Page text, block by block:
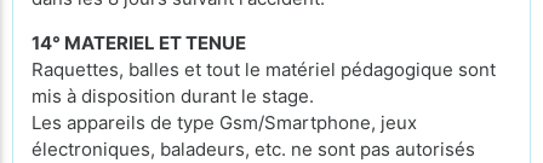
14° MATERIEL ET TENUE
Raquettes, balles et tout le matériel pédagogique sont
mis à disposition durant le stage.
Les appareils de type Gsm/Smartphone, jeux
électroniques, baladeurs, etc. ne sont pas autorisés